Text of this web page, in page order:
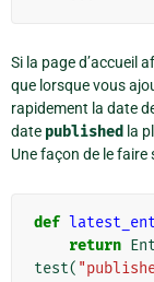
Si la page d’accueil
que lorsque vous
rapidement la date
date published la
Une façon de le faire
def
return
test(